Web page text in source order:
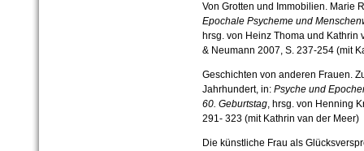
Von Grotten und Immobilien. Marie
Epochale Psycheme und
hrsg. von Heinz Thoma und Kathrin
& Neumann 2007, S. 237-254 (mit
Geschichten von anderen Frauen.
Jahrhundert, in: Psyche und
60. Geburtstag, hrsg. von Henning
291- 323 (mit Kathrin van der Meer)
Die künstliche Frau als